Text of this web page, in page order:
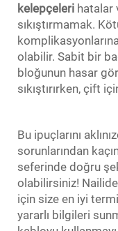
kelepçeleri hatalar
sıkıştırmamak.
olabilir. Sabit bir
bloğunun hasar
sıkıştırırken, çift
Bu ipuçlarını
sorunlarından
seferinde doğru
olabilirsiniz!
için size en iyi
yararlı bilgileri